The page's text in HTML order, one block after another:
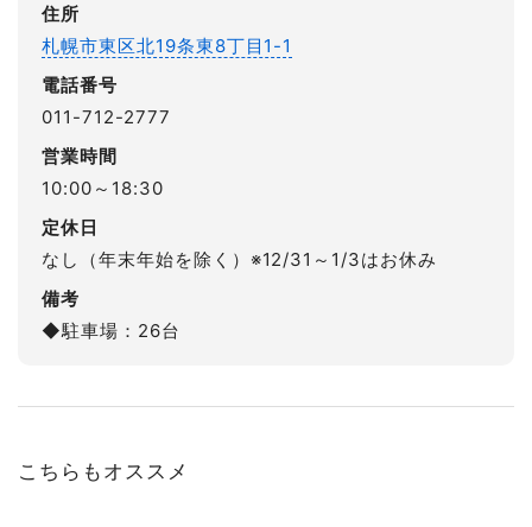
住所
札幌市東区北19条東8丁目1-1
電話番号
011-712-2777
営業時間
10:00～18:30
定休日
なし（年末年始を除く）※12/31～1/3はお休み
備考
◆駐車場：26台
こちらもオススメ